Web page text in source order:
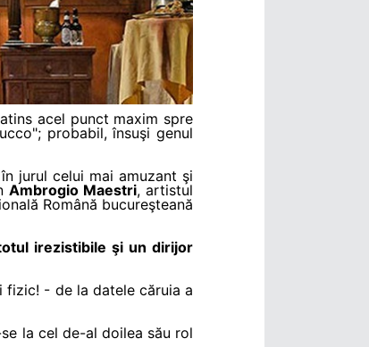
acel punct maxim spre
probabil, însuşi genul
jurul celui mai amuzant şi
Ambrogio Maestri, artistul
Română bucureşteană
irezistibile şi un dirijor
- de la datele căruia a
la cel de-al doilea său rol